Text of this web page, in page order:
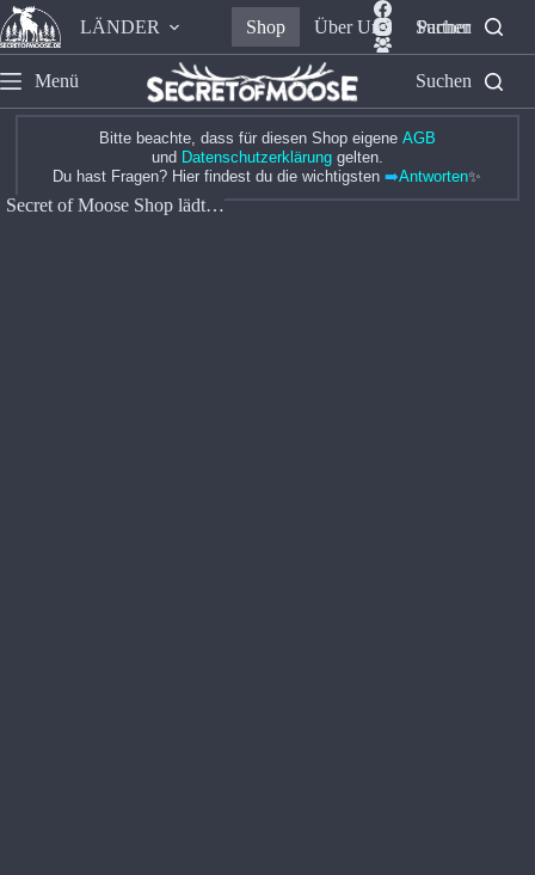
LÄNDER Shop Über Uns Partner
Suchen
Menü Suchen
Bitte beachte, dass für diesen Shop eigene AGB
und Datenschutzerklärunggelten.
Du hast Fragen? Hier findest du die wichtigsten➡️Antworten✨
Secret of Moose Shop lädt…